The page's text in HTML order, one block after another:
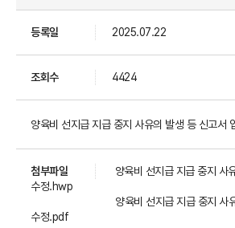
등록일 2025.07.22
조회수 4424
양육비 선지급 지급 중지 사유의 발생 등 신고서
첨부파일
양육비 선지급 지급 중지 사
수정.hwp
양육비 선지급 지급 중지 사
수정.pdf